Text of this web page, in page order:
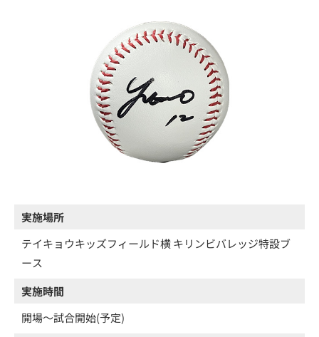
実施場所
テイキョウキッズフィールド横 キリンビバレッジ特設ブ
ース
実施時間
開場～試合開始(予定)